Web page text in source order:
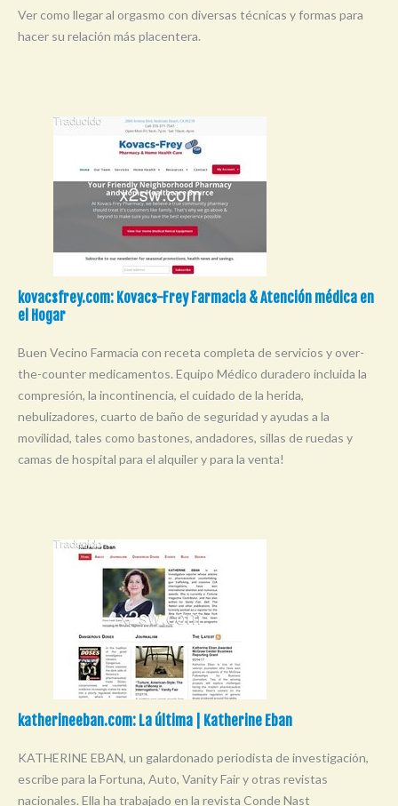
Ver como llegar al orgasmo con diversas técnicas y formas para
hacer su relación más placentera.
kovacsfrey.com: Kovacs-Frey Farmacia & Atención médica en
el Hogar
Buen Vecino Farmacia con receta completa de servicios y over-
the-counter medicamentos. Equipo Médico duradero incluida la
compresión, la incontinencia, el cuidado de la herida,
nebulizadores, cuarto de baño de seguridad y ayudas a la
movilidad, tales como bastones, andadores, sillas de ruedas y
camas de hospital para el alquiler y para la venta!
katherineeban.com: La última | Katherine Eban
KATHERINE EBAN, un galardonado periodista de investigación,
escribe para la Fortuna, Auto, Vanity Fair y otras revistas
nacionales. Ella ha trabajado en la revista Conde Nast